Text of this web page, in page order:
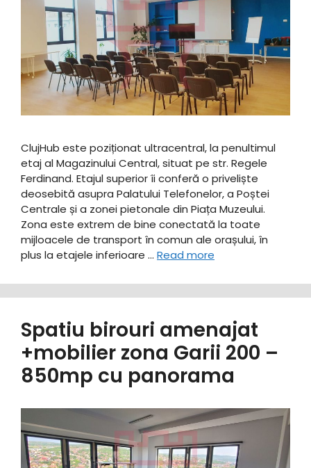
ClujHub este poziționat ultracentral, la penultimul
etaj al Magazinului Central, situat pe str. Regele
Ferdinand. Etajul superior îi conferă o priveliște
deosebită asupra Palatului Telefonelor, a Poștei
Centrale și a zonei pietonale din Piața Muzeului.
Zona este extrem de bine conectată la toate
mijloacele de transport în comun ale orașului, în
plus la etajele inferioare … Read more
Spatiu birouri amenajat
+mobilier zona Garii 200 –
850mp cu panorama